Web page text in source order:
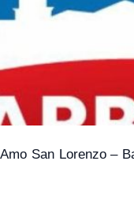
San Lorenzo –